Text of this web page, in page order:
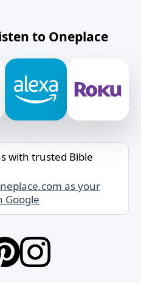
to Oneplace
with trusted Bible
as your
Google